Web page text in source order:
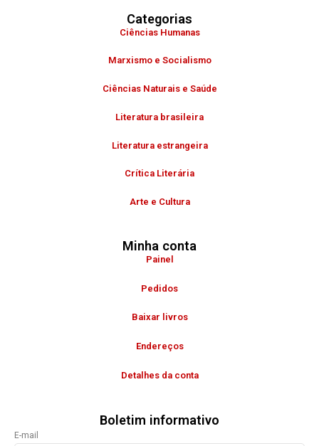
Categorias
Ciências Humanas
Marxismo e Socialismo
Ciências Naturais e Saúde
Literatura brasileira
Literatura estrangeira
Crítica Literária
Arte e Cultura
Minha conta
Painel
Pedidos
Baixar livros
Endereços
Detalhes da conta
Boletim informativo
E-mail